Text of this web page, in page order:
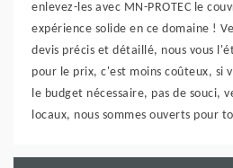
enlevez-les avec MN-PROTEC le
expérience solide en ce domaine !
devis précis et détaillé, nous vous
pour le prix, c'est moins coûteux, si
le budget nécessaire, pas de souci,
locaux, nous sommes ouverts pour